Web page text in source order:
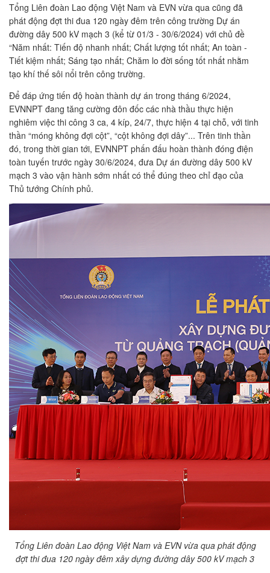
Tổng Liên đoàn Lao động Việt Nam và EVN vừa qua cũng đã
phát động đợt thi đua 120 ngày đêm trên công trường Dự án
đường dây 500 kV mạch 3 (kể từ 01/3 - 30/6/2024) với chủ đề
“Năm nhất: Tiến độ nhanh nhất; Chất lượng tốt nhất; An toàn -
Tiết kiệm nhất; Sáng tạo nhất; Chăm lo đời sống tốt nhất nhằm
tạo khí thế sôi nổi trên công trường.
Để đáp ứng tiến độ hoàn thành dự án trong tháng 6/2024,
EVNNPT đang tăng cường đôn đốc các nhà thầu thực hiện
nghiêm việc thi công 3 ca, 4 kíp, 24/7, thực hiện 4 tại chỗ, với tinh
thần “móng không đợi cột”, “cột không đợi dây”... Trên tinh thần
đó, trong thời gian tới, EVNNPT phấn đấu hoàn thành đóng điện
toàn tuyến trước ngày 30/6/2024, đưa Dự án đường dây 500 kV
mạch 3 vào vận hành sớm nhất có thể đúng theo chỉ đạo của
Thủ tướng Chính phủ.
Tổng Liên đoàn Lao động Việt Nam và EVN vừa qua phát động
đợt thi đua 120 ngày đêm xây dựng đường dây 500 kV mạch 3